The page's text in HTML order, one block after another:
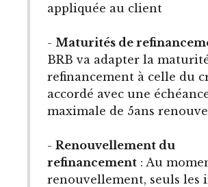
appliquée au client
- Maturités de
BRB va adapter la
refinancement à celle du
accordé avec une
maximale de 5ans
- Renouvellement du
refinancement : Au
renouvellement, seuls les